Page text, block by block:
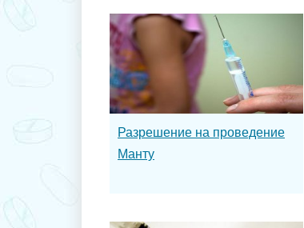
Разрешение на проведение
Манту